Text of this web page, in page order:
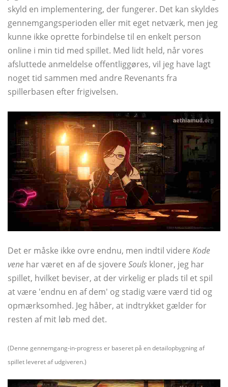
skyld en implementering, der fungerer. Det kan skyldes
gennemgangsperioden eller mit eget netværk, men jeg
kunne ikke oprette forbindelse til en enkelt person
online i min tid med spillet. Med lidt held, når vores
afsluttede anmeldelse offentliggøres, vil jeg have lagt
noget tid sammen med andre Revenants fra
spillerbasen efter frigivelsen.
Det er måske ikke ovre endnu, men indtil videre Kode
vene har været en af ​​de sjovere Souls kloner, jeg har
spillet, hvilket beviser, at der virkelig er plads til et spil
at være 'endnu en af ​​dem' og stadig være værd tid og
opmærksomhed. Jeg håber, at indtrykket gælder for
resten af ​​mit løb med det.
(Denne gennemgang-in-progress er baseret på en detailopbygning af
spillet leveret af udgiveren.)